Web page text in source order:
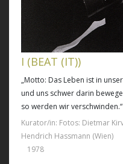
I (BEAT (IT))
„Motto: Das Leben ist in
und uns schwer darin
so werden wir verschwinden.“
Kurator/in: Fotos: Dietmar
Hendrich Hassmann (Wien)
1978